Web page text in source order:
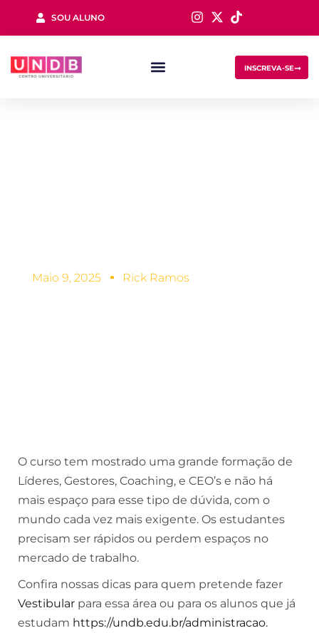
SOU ALUNO
INSCREVA-SE
Maio 9, 2025 Rick Ramos
O curso tem mostrado uma grande formação de
Líderes, Gestores, Coaching, e CEO’s e não há
mais espaço para esse tipo de dúvida, com o
mundo cada vez mais exigente. Os estudantes
precisam ser rápidos ou perdem espaços no
mercado de trabalho.
Confira nossas dicas para quem pretende fazer
Vestibular para essa área ou para os alunos que já
estudam https://undb.edu.br/administracao.